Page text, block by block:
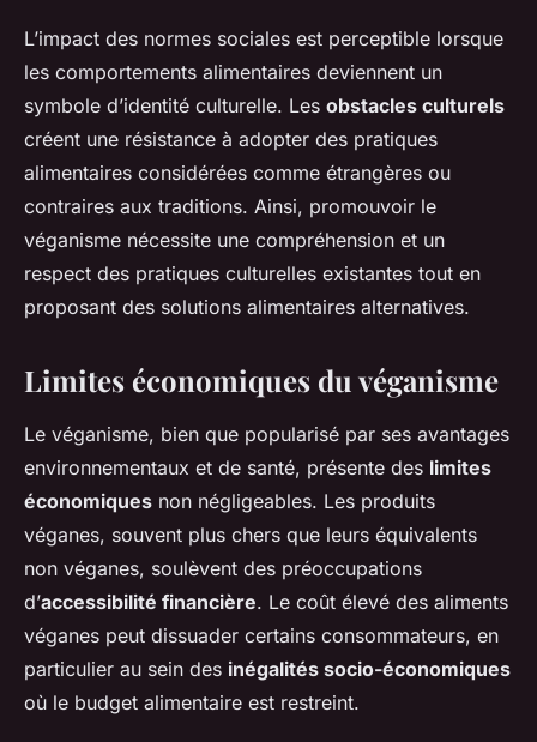
L’impact des normes sociales est perceptible lorsque
les comportements alimentaires deviennent un
symbole d’identité culturelle. Les obstacles culturels
créent une résistance à adopter des pratiques
alimentaires considérées comme étrangères ou
contraires aux traditions. Ainsi, promouvoir le
véganisme nécessite une compréhension et un
respect des pratiques culturelles existantes tout en
proposant des solutions alimentaires alternatives.
Limites économiques du véganisme
Le véganisme, bien que popularisé par ses avantages
environnementaux et de santé, présente des limites
économiques non négligeables. Les produits
véganes, souvent plus chers que leurs équivalents
non véganes, soulèvent des préoccupations
d’accessibilité financière. Le coût élevé des aliments
véganes peut dissuader certains consommateurs, en
particulier au sein des inégalités socio-économiques
où le budget alimentaire est restreint.